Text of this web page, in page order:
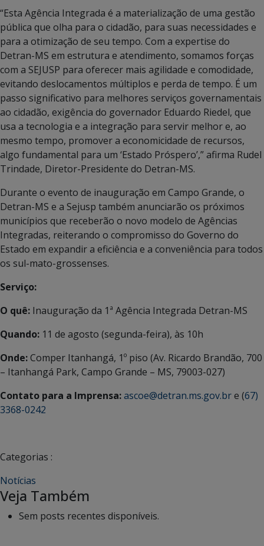
“Esta Agência Integrada é a materialização de uma gestão
pública que olha para o cidadão, para suas necessidades e
para a otimização de seu tempo. Com a expertise do
Detran-MS em estrutura e atendimento, somamos forças
com a SEJUSP para oferecer mais agilidade e comodidade,
evitando deslocamentos múltiplos e perda de tempo. É um
passo significativo para melhores serviços governamentais
ao cidadão, exigência do governador Eduardo Riedel, que
usa a tecnologia e a integração para servir melhor e, ao
mesmo tempo, promover a economicidade de recursos,
algo fundamental para um ‘Estado Próspero’,” afirma Rudel
Trindade, Diretor-Presidente do Detran-MS.
Durante o evento de inauguração em Campo Grande, o
Detran-MS e a Sejusp também anunciarão os próximos
municípios que receberão o novo modelo de Agências
Integradas, reiterando o compromisso do Governo do
Estado em expandir a eficiência e a conveniência para todos
os sul-mato-grossenses.
Serviço:
O quê: Inauguração da 1ª Agência Integrada Detran-MS
Quando: 11 de agosto (segunda-feira), às 10h
Onde:Comper Itanhangá, 1º piso (Av. Ricardo Brandão, 700
– Itanhangá Park, Campo Grande – MS, 79003-027)
Contato para a Imprensa:ascoe@detran.ms.gov.bre (67)
3368-0242
Categorias :
Notícias
Veja Também
Sem posts recentes disponíveis.